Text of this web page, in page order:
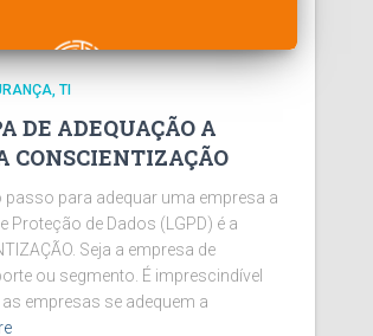
TI
DE ADEQUAÇÃO A
CONSCIENTIZAÇÃO
passo para adequar uma empresa a
Proteção de Dados (LGPD) é a
Seja a empresa de
ou segmento. É imprescindível
empresas se adequem a